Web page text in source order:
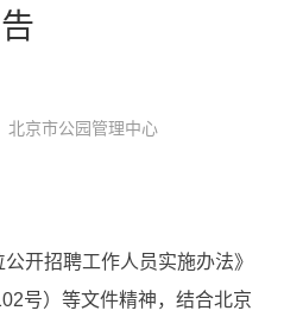
告
京市公园管理中心
开招聘工作人员实施办法》
号）等文件精神，结合北京